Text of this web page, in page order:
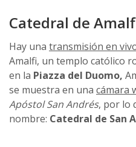
Catedral de
Hay una transmisión en
Amalfi, un templo católico
en la Piazza del Duomo,
se muestra en una cámara
Apóstol San Andrés, por lo
nombre: Catedral de San